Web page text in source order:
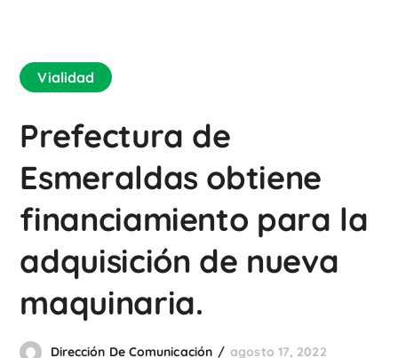
Vialidad
Prefectura de
Esmeraldas obtiene
financiamiento para la
adquisición de nueva
maquinaria.
Dirección De Comunicación agosto 17, 2022